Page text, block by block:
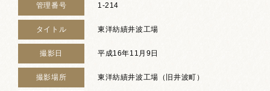
管理番号 1-214
タイトル 東洋紡績井波工場
撮影日 平成16年11月9日
撮影場所 東洋紡績井波工場（旧井波町）